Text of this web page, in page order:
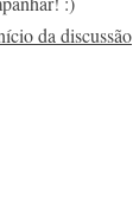
da discussão